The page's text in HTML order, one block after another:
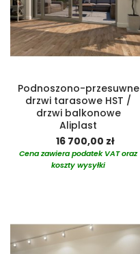
Podnoszono-przesuwne
drzwi tarasowe HST /
drzwi balkonowe
Aliplast
16 700,00 zł
Cena zawiera podatek VAT oraz
koszty wysyłki